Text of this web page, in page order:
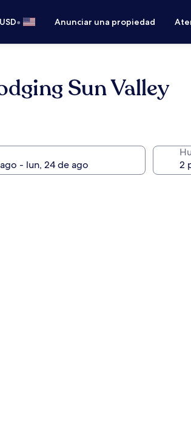
USD• Anunciar una propiedad
Sun Valley